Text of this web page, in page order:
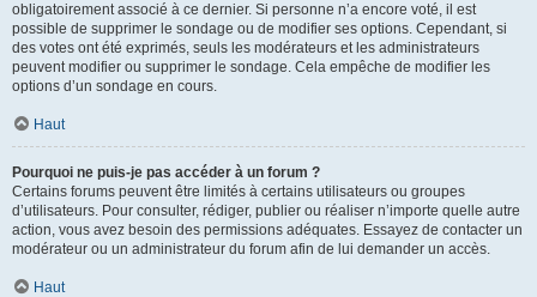
obligatoirement associé à ce dernier. Si personne n’a encore voté, il est
possible de supprimer le sondage ou de modifier ses options. Cependant, si
des votes ont été exprimés, seuls les modérateurs et les administrateurs
peuvent modifier ou supprimer le sondage. Cela empêche de modifier les
options d’un sondage en cours.
Haut
Pourquoi ne puis-je pas accéder à un forum ?
Certains forums peuvent être limités à certains utilisateurs ou groupes
d’utilisateurs. Pour consulter, rédiger, publier ou réaliser n’importe quelle autre
action, vous avez besoin des permissions adéquates. Essayez de contacter un
modérateur ou un administrateur du forum afin de lui demander un accès.
Haut